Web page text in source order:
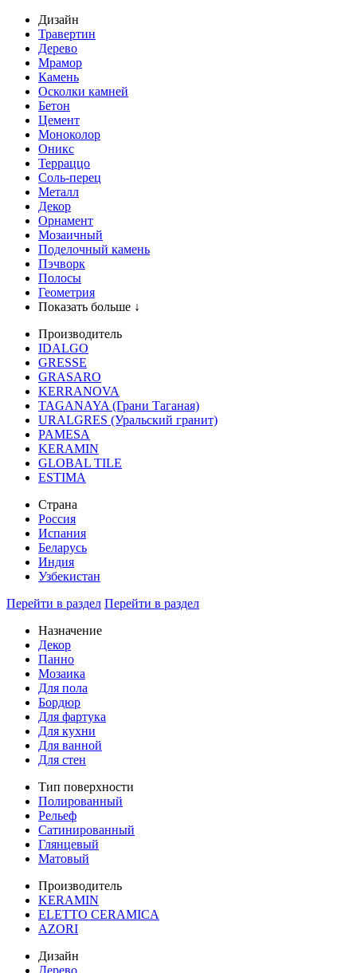
Дизайн
Травертин
Дерево
Мрамор
Камень
Осколки камней
Бетон
Цемент
Моноколор
Оникс
Терраццо
Соль-перец
Металл
Декор
Орнамент
Мозаичный
Поделочный камень
Пэчворк
Полосы
Геометрия
Показать больше ↓
Производитель
IDALGO
GRESSE
GRASARO
KERRANOVA
TAGANAYA (Грани Таганая)
URALGRES (Уральский гранит)
PAMESA
KERAMIN
GLOBAL TILE
ESTIMA
Страна
Россия
Испания
Беларусь
Индия
Узбекистан
Перейти в раздел Перейти в раздел
Назначение
Декор
Панно
Мозаика
Для пола
Бордюр
Для фартука
Для кухни
Для ванной
Для стен
Тип поверхности
Полированный
Рельеф
Сатинированный
Глянцевый
Матовый
Производитель
KERAMIN
ELETTO CERAMICA
AZORI
Дизайн
Дерево